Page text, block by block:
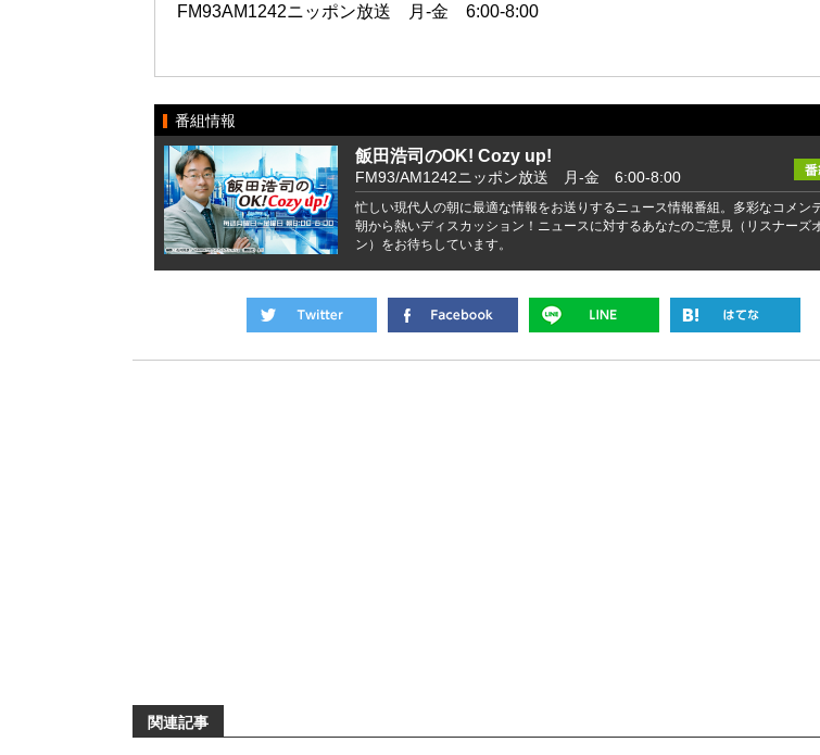
FM93AM1242ニッポン放送 月-金 6:00-8:00
番組情報
飯田浩司のOK! Cozy up!
FM93/AM1242ニッポン放送 月-金 6:00-8:00
忙しい現代人の朝に最適な情報をお送りするニュース情報番組。多彩なコメン
朝から熱いディスカッション！ニュースに対するあなたのご意見（リスナーズ
ン）をお待ちしています。
関連記事